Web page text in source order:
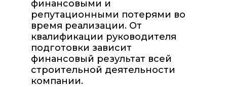
финансовыми и
репутационными потерями во
время реализации. От
квалификации руководителя
подготовки зависит
финансовый результат всей
строительной деятельности
компании.